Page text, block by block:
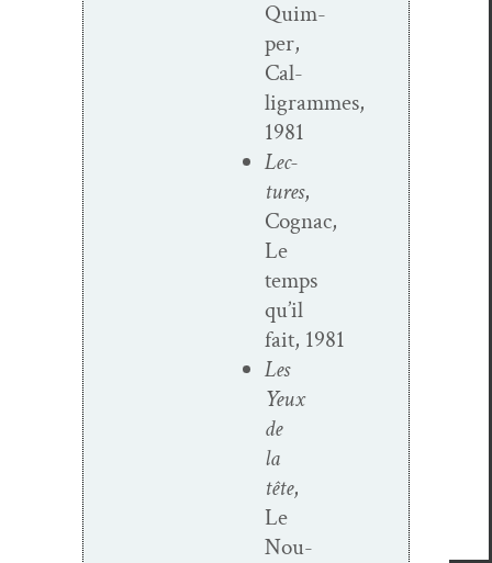
Quim­
per,
Cal­
ligrammes,
1981
Lec­
tures,
Cognac,
Le
temps
qu’il
fait, 1981
Les
Yeux
de
la
tête,
Le
Nou­